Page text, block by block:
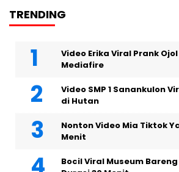
TRENDING
Video Erika Viral Prank
Mediafire
Video SMP 1 Sanankulon
di Hutan
Nonton Video Mia Tiktok
Menit
Bocil Viral Museum